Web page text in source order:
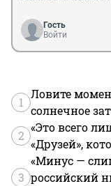
Гость
Войти
1
Ловите
солнечное
2
«Это всего
«Друзей»,
3
«Минус —
российский